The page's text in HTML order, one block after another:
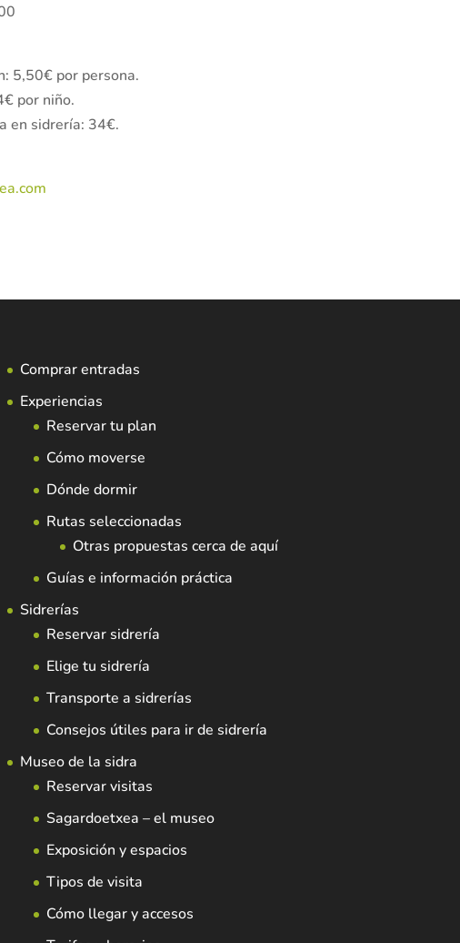
5,50€ por persona.
por niño.
en sidrería: 34€.
Comprar entradas
Experiencias
Reservar tu plan
Cómo moverse
Dónde dormir
Rutas seleccionadas
Otras propuestas cerca de aquí
Guías e información práctica
Sidrerías
Reservar sidrería
Elige tu sidrería
Transporte a sidrerías
Consejos útiles para ir de sidrería
Museo de la sidra
Reservar visitas
Sagardoetxea – el museo
Exposición y espacios
Tipos de visita
Cómo llegar y accesos